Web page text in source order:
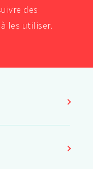
des
les utiliser.